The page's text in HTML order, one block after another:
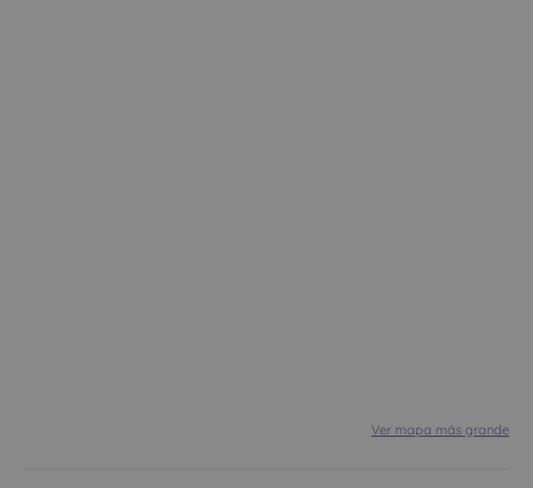
Ver mapa más grande